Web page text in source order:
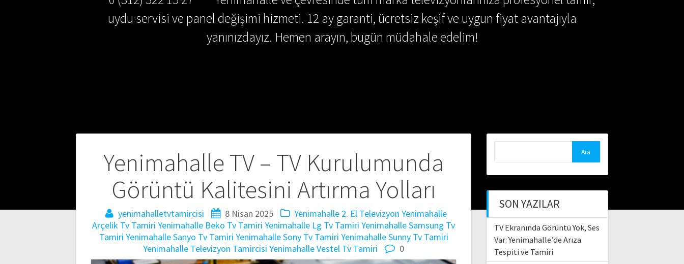
uydu servisi ve panel değişimi hizmeti. 12 ay garanti, ücretsiz keşif ve uygun fiyat avantajıyla
yanınızdayız. Hemen arayın, bugün müdahale edelim!
Yenimahalle TV – TV Kurulumunda
Görüntü Kalitesini Artırma Yolları
yenimahalletvtamircisi 8 Nisan 2025 Yenimahalle 2. El Televizyon Yenimahalle
Arçelik Tv Tamiri Yenimahalle Beko Tv Tamiri Yenimahalle Lg Tv Tamiri Yenimahalle Samsung Tv
Tamiri Yenimahalle Sanyo Tv Tamiri Yenimahalle Sony Tv Tamiri Yenimahalle Sunny Tv Tamiri
Yenimahalle Televizyon Tamircisi Yenimahalle Vestel Tv Tamiri 0
Yazı
gezinmesi
SON YAZILAR
TV Ekranında Görüntü Yok, Ses
Var: Yenimahalle’de Arıza
Tespiti ve Tamiri